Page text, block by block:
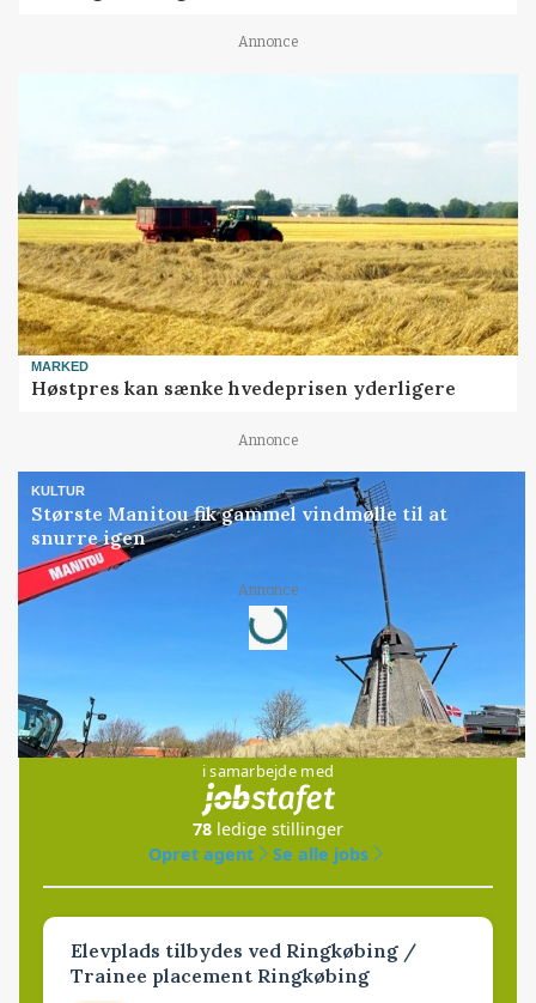
Annonce
MARKED
Høstpres kan sænke hvedeprisen yderligere
Annonce
KULTUR
Største Manitou fik gammel vindmølle til at
snurre igen
Annonce
Loading...
Jobs
i samarbejde med
78 ledige stillinger
Opret agent
Se alle jobs
Elevplads tilbydes ved Ringkøbing /
Trainee placement Ringkøbing